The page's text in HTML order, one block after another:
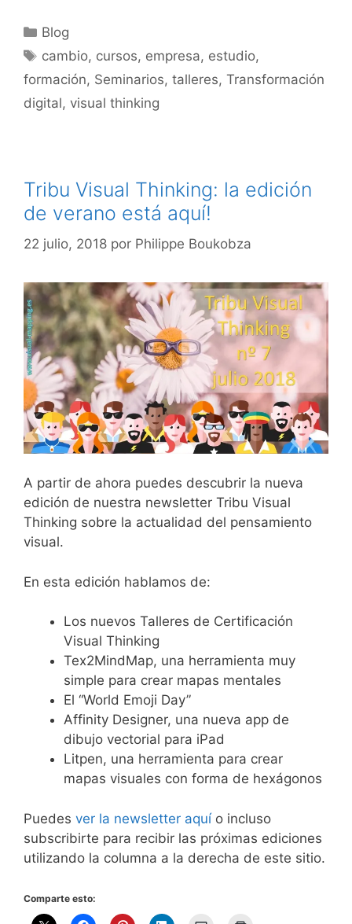
Categorías
Blog
Etiquetas
cambio, cursos, empresa, estudio,
formación, Seminarios, talleres, Transformación
digital, visual thinking
Tribu Visual Thinking: la edición
de verano está aquí!
22 julio, 2018 por Philippe Boukobza
A partir de ahora puedes descubrir la nueva
edición de nuestra newsletter Tribu Visual
Thinking sobre la actualidad del pensamiento
visual.
En esta edición hablamos de:
Los nuevos Talleres de Certificación
Visual Thinking
Tex2MindMap, una herramienta muy
simple para crear mapas mentales
El “World Emoji Day”
Affinity Designer, una nueva app de
dibujo vectorial para iPad
Litpen, una herramienta para crear
mapas visuales con forma de hexágonos
Puedes ver la newsletter aquío incluso
subscribirte para recibir las próximas ediciones
utilizando la columna a la derecha de este sitio.
Comparte esto: